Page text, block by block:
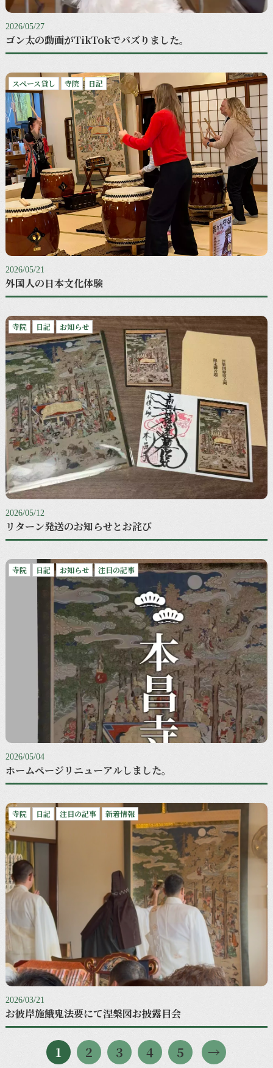
2026/05/27
ゴン太の動画がTikTokでバズりました。
スペース貸し 寺院 日記
2026/05/21
外国人の日本文化体験
寺院 日記 お知らせ
2026/05/12
リターン発送のお知らせとお詫び
寺院 日記 お知らせ 注目の記事
2026/05/04
ホームページリニューアルしました。
寺院 日記 注目の記事 新着情報
2026/03/21
お彼岸施餓鬼法要にて涅槃図お披露目会
1 2 3 4 5